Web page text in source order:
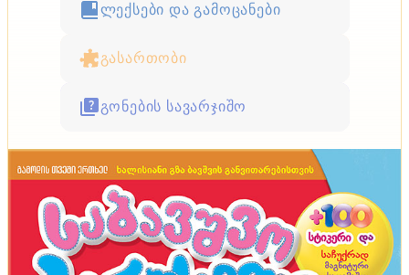
ლექსები და გამოცანები
გასართობი
გონების სავარჯიშო